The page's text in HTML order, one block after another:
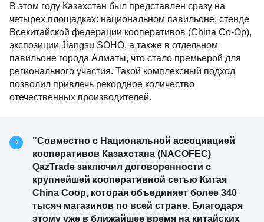
В этом году Казахстан был представлен сразу на
четырех площадках: национальном павильоне, стенде
Всекитайской федерации кооперативов (China Co-Op),
экспозиции Jiangsu SOHO, а также в отдельном
павильоне города Алматы, что стало премьерой для
регионального участия. Такой комплексный подход
позволил привлечь рекордное количество
отечественных производителей.
"Совместно с Национальной ассоциацией
кооперативов Казахстана (NACOFEC)
QazTrade заключил договоренности с
крупнейшей кооперативной сетью Китая
China Coop, которая объединяет более 340
тысяч магазинов по всей стране. Благодаря
этому уже в ближайшее время на китайских